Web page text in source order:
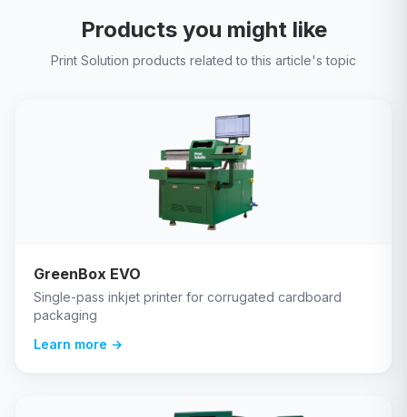
Products you might like
Print Solution products related to this article's topic
GreenBox EVO
Single-pass inkjet printer for corrugated cardboard
packaging
Learn more →